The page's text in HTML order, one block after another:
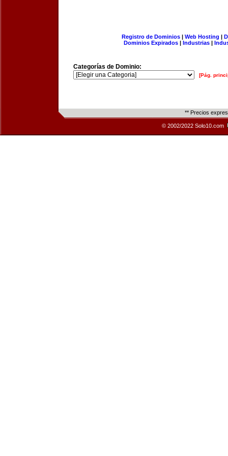
Registro de Dominios| Web Hosting |
Dominios Expirados | Industrias |
Categorías de Dominio:
[Pág.
** Precios
© 2002/2022 Solo10.com